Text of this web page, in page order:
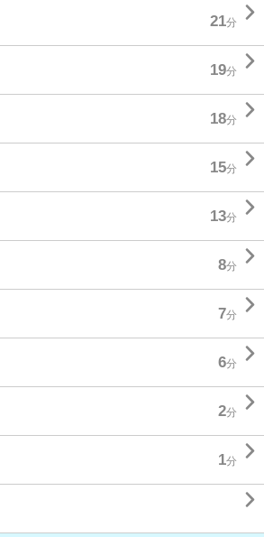
21分 
19分 
18分 
15分 
13分 
8分 
7分 
6分 
2分 
1分 
